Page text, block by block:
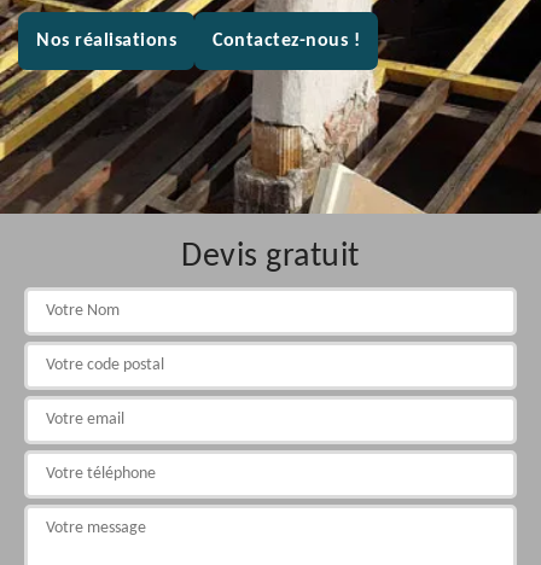
Nos réalisations Contactez-nous !
Devis gratuit